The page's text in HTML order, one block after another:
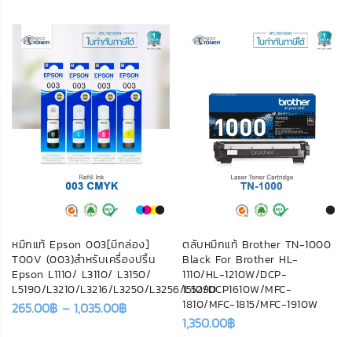
หมึกแท้ Epson 003[มีกล่อง]
T00V (003)สำหรับเครื่องปริ้น
Epson L1110/ L3110/ L3150/
L5190/L3210/L3216/L3250/L3256/L5290
265.00฿ – 1,035.00฿
ตลับหมึกแท้ Brother TN-1000
Black For Brother HL-
1110/HL-1210W/DCP-
1510/DCP1610W/MFC-
1810/MFC-1815/MFC-1910W
1,350.00฿